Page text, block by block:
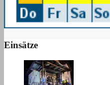
Einsätze